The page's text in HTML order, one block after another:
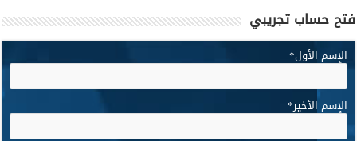
فتح حساب تجريبي
الإسم الأول*
الإسم الأخير*